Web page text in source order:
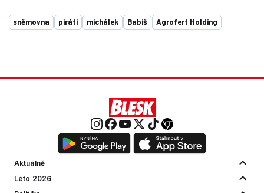
sněmovna piráti michálek Babiš Agrofert Holding
Aktuálně
Léto 2026